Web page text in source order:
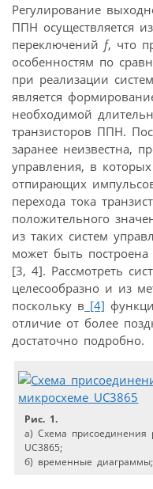
Регулирование
ППН осуществляется
переключений f, что
особенностям по
при реализации
является
необходимой
транзисторов ППН.
заранее неизвестна,
управления, в
отпирающих
перехода тока
положительного
из таких систем
может быть
[3, 4]. Рассмотреть
целесообразно и из
поскольку в [4]
отличие от более
достаточно подробно.
Рис. 1.
а) Схема присоединения
UC3865;
б) временные